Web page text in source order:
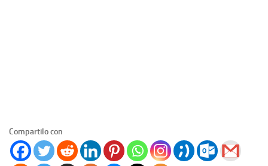
Compartilo con